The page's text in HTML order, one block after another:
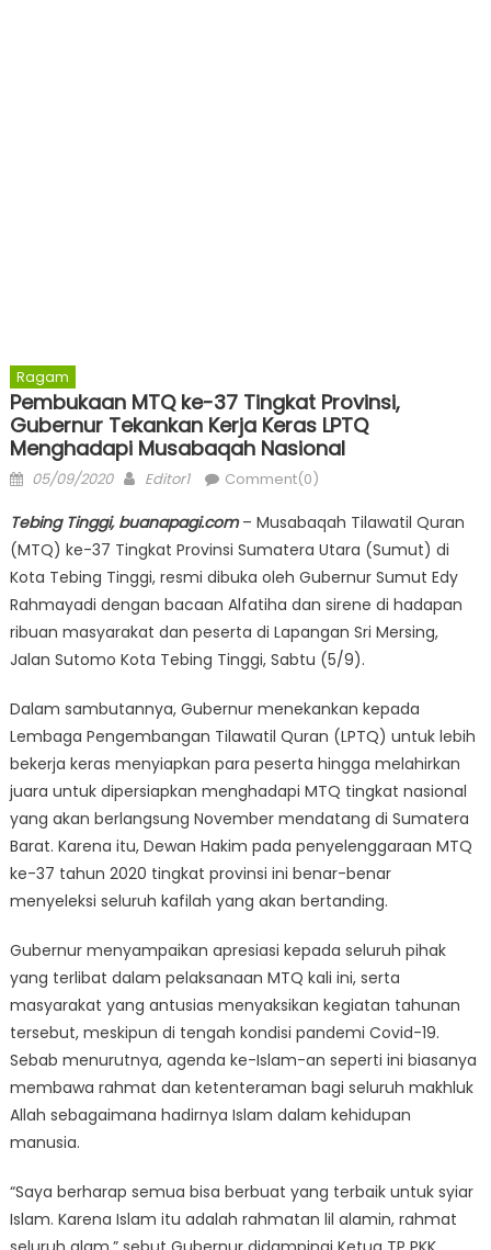
Ragam
Pembukaan MTQ ke-37 Tingkat Provinsi,
Gubernur Tekankan Kerja Keras LPTQ
Menghadapi Musabaqah Nasional
Posted
05/09/2020 Author
Editor1 Comment(0)
Tebing Tinggi, buanapagi.com– Musabaqah Tilawatil Quran
(MTQ) ke-37 Tingkat Provinsi Sumatera Utara (Sumut) di
Kota Tebing Tinggi, resmi dibuka oleh Gubernur Sumut Edy
Rahmayadi dengan bacaan Alfatiha dan sirene di hadapan
ribuan masyarakat dan peserta di Lapangan Sri Mersing,
Jalan Sutomo Kota Tebing Tinggi, Sabtu (5/9).
Dalam sambutannya, Gubernur menekankan kepada
Lembaga Pengembangan Tilawatil Quran (LPTQ) untuk lebih
bekerja keras menyiapkan para peserta hingga melahirkan
juara untuk dipersiapkan menghadapi MTQ tingkat nasional
yang akan berlangsung November mendatang di Sumatera
Barat. Karena itu, Dewan Hakim pada penyelenggaraan MTQ
ke-37 tahun 2020 tingkat provinsi ini benar-benar
menyeleksi seluruh kafilah yang akan bertanding.
Gubernur menyampaikan apresiasi kepada seluruh pihak
yang terlibat dalam pelaksanaan MTQ kali ini, serta
masyarakat yang antusias menyaksikan kegiatan tahunan
tersebut, meskipun di tengah kondisi pandemi Covid-19.
Sebab menurutnya, agenda ke-Islam-an seperti ini biasanya
membawa rahmat dan ketenteraman bagi seluruh makhluk
Allah sebagaimana hadirnya Islam dalam kehidupan
manusia.
“Saya berharap semua bisa berbuat yang terbaik untuk syiar
Islam. Karena Islam itu adalah rahmatan lil alamin, rahmat